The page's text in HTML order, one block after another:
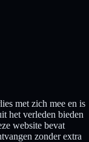
met zich mee en is
het verleden bieden
website bevat
zonder extra